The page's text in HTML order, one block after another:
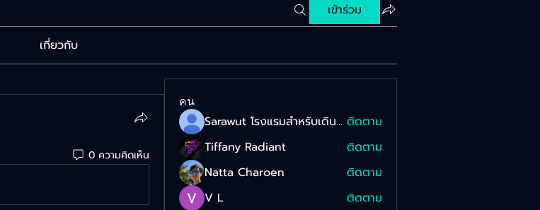
เข้าร่วม
เกี่ยวกับ
0 ความคิดเห็น
คน
Sarawut โรงแรมสําหรับเดินทาง Onkam ติดตาม
Tiffany Radiant
ติดตาม
Natta Charoen
ติดตาม
V L
ติดตาม